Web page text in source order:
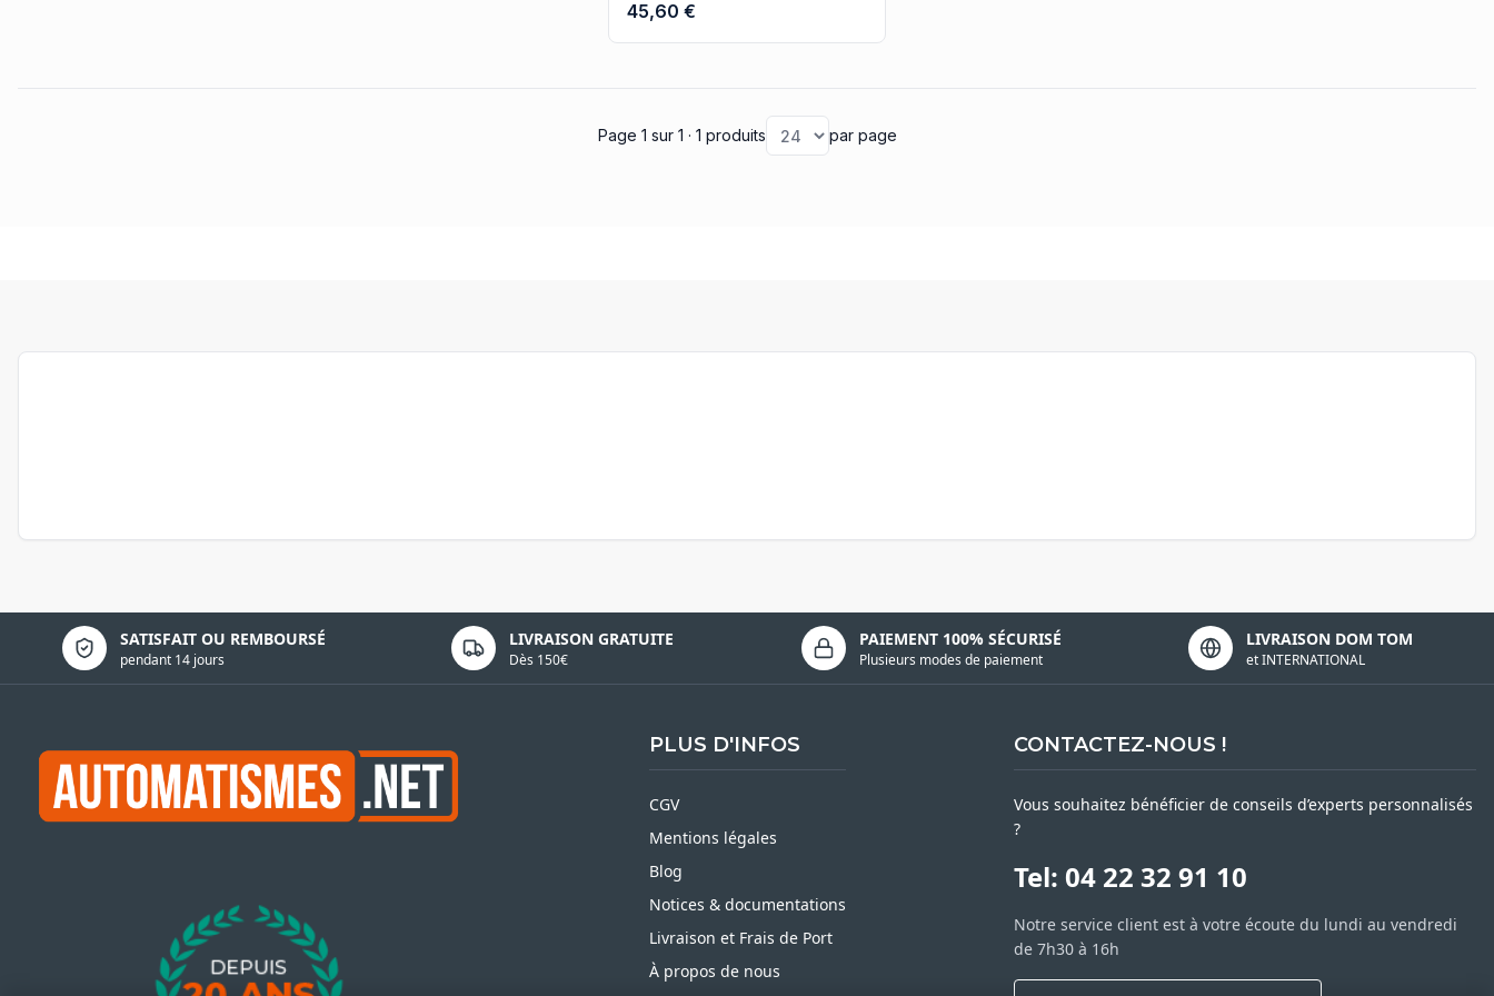
45,60 €
Page 1 sur 1 · 1 produits par page
SATISFAIT OU REMBOURSÉ
pendant 14 jours
Politique de confidentialité LIVRAISON GRATUITE
Dès 150€
PAIEMENT 100% SÉCURISÉ
Plusieurs modes de paiement
LIVRAISON DOM TOM
et INTERNATIONAL
PLUS D'INFOS
CGV
Mentions légales
Blog
Notices & documentations
Livraison et Frais de Port
À propos de nous
CONTACTEZ-NOUS !
Vous souhaitez bénéficier de conseils d’experts personnalisés
?
Tel: 04 22 32 91 10
Notre service client est à votre écoute du lundi au vendredi
de 7h30 à 16h